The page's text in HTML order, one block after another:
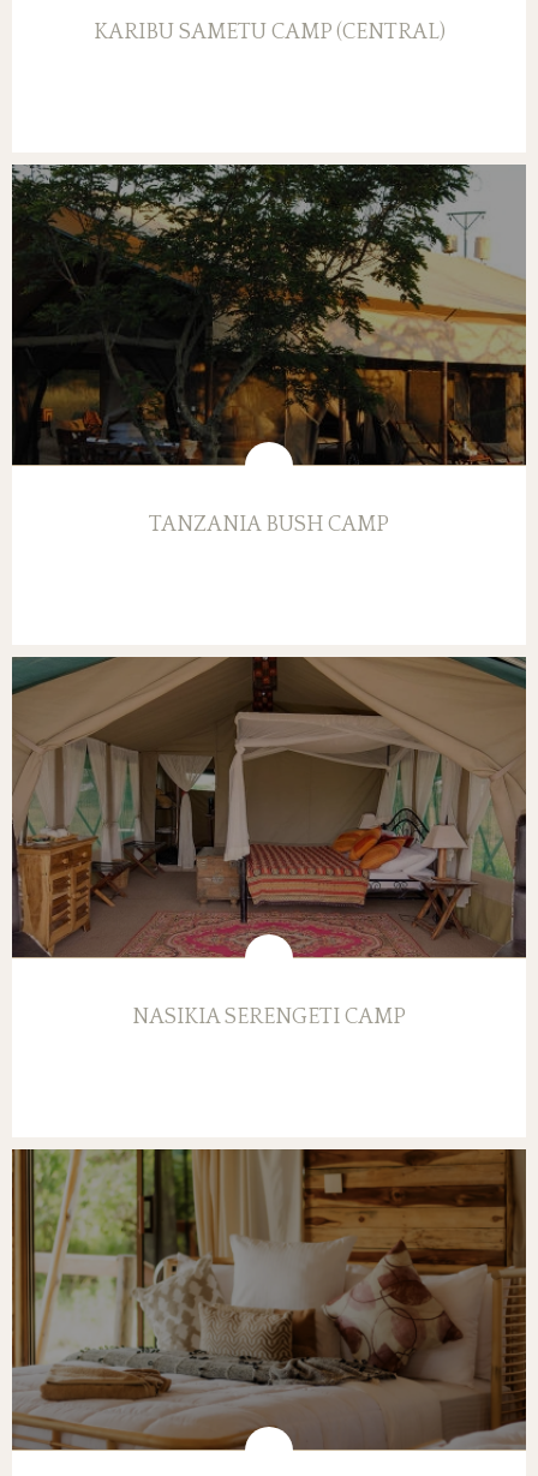
KARIBU SAMETU CAMP (CENTRAL)
TANZANIA BUSH CAMP
NASIKIA SERENGETI CAMP